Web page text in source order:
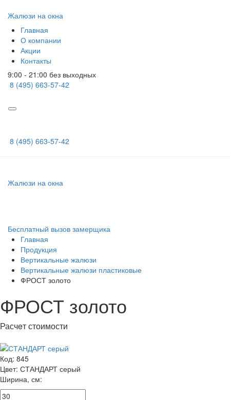
Жалюзи на окна
Главная
О компании
Акции
Контакты
9:00 - 21:00 без выходных
8 (495) 663-57-42
8 (495) 663-57-42
Жалюзи на окна
Бесплатный вызов замерщика
Главная
Продукция
Вертикальные жалюзи
Вертикальные жалюзи пластиковые
ФРОСТ золото
ФРОСТ золото
Расчeт стоимости
Код: 845
Цвет: СТАНДАРТ серый
Ширина, см: